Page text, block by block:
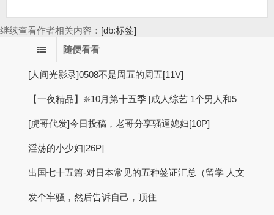
继续查看作者相关内容： [db:标签]
随便看看
[人间光影录]0508不是周五的周五[11V]
【一夜精品】❇️10月第十五季 [成人综艺 1个男人和5
[虎哥代发]今日投稿，老哥分享骚逼媳妇[10P]
淫荡的小少妇[26P]
出国七十五篇-对日本常见的五种签证汇总（留学 人文
发个牢骚，然后告诉自己，顶住